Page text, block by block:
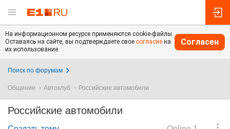
На информационном ресурсе применяются cookie-файлы.
Оставаясь на сайте, вы подтверждаете свое согласие на
их использование.
Согласен
Поиск по форумам
Общение Автоклуб Российские автомобили
Российские автомобили